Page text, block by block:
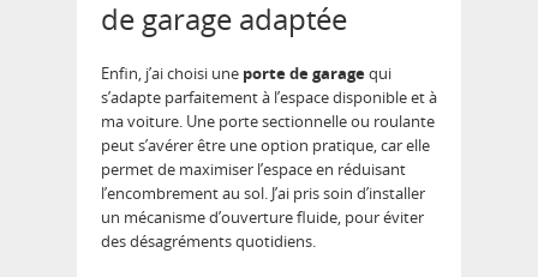
de garage adaptée
Enfin, j’ai choisi une porte de garagequi
s’adapte parfaitement à l’espace disponible et à
ma voiture. Une porte sectionnelle ou roulante
peut s’avérer être une option pratique, car elle
permet de maximiser l’espace en réduisant
l’encombrement au sol. J’ai pris soin d’installer
un mécanisme d’ouverture fluide, pour éviter
des désagréments quotidiens.